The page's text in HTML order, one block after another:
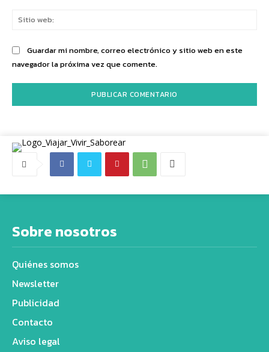
Guardar mi nombre, correo electrónico y sitio web en este
navegador la próxima vez que comente.
Sobre nosotros
Quiénes somos
Newsletter
Publicidad
Contacto
Aviso legal